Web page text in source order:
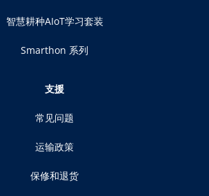
智慧耕种AIoT学习套装
Smarthon 系列
支援
常见问题
运输政策
保修和退货